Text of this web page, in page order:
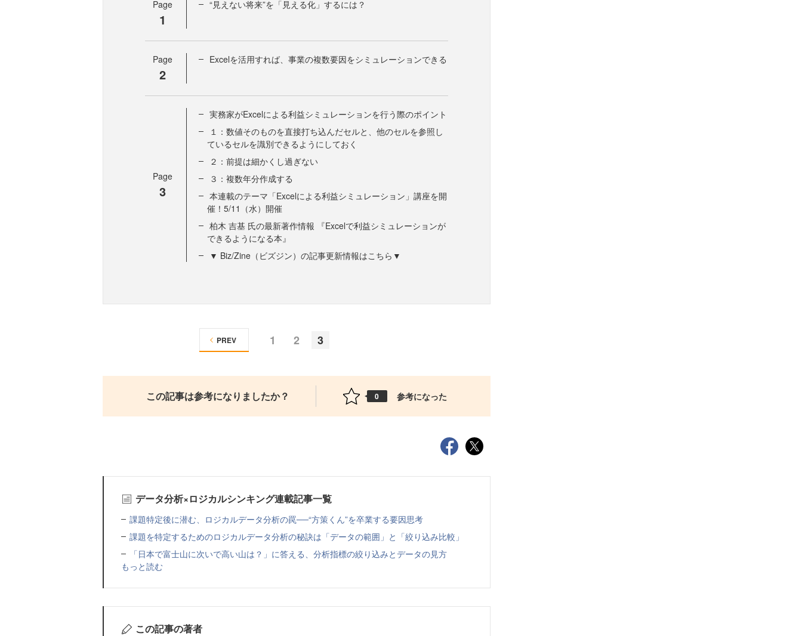
Page
1
“見えない将来”を「見える化」するには？
Page
2
Excelを活用すれば、事業の複数要因をシミュレーションできる
Page
3
実務家がExcelによる利益シミュレーションを行う際のポイント
１：数値そのものを直接打ち込んだセルと、他のセルを参照し
ているセルを識別できるようにしておく
２：前提は細かくし過ぎない
３：複数年分作成する
本連載のテーマ「Excelによる利益シミュレーション」講座を開
催！5/11（水）開催
柏木 吉基 氏の最新著作情報 『Excelで利益シミュレーションが
できるようになる本』
▼ Biz/Zine（ビズジン）の記事更新情報はこちら▼
1 2 3
PREV
この記事は参考になりましたか？ 0 参考になった
データ分析×ロジカルシンキング連載記事一覧
課題特定後に潜む、ロジカルデータ分析の罠──“方策くん”を卒業する要因思考
課題を特定するためのロジカルデータ分析の秘訣は「データの範囲」と「絞り込み比較」
「日本で富士山に次いで高い山は？」に答える、分析指標の絞り込みとデータの見方
もっと読む
この記事の著者